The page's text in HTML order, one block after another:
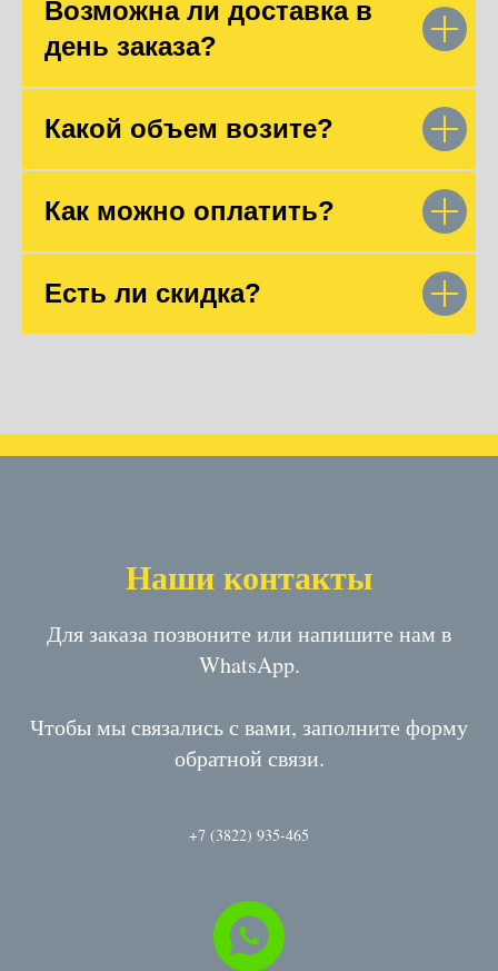
Возможна ли доставка в
день заказа?
Какой объем возите?
Как можно оплатить?
Есть ли скидка?
Наши контакты
Для заказа позвоните или напишите нам в
WhatsApp.
Чтобы мы связались с вами, заполните форму
обратной связи.
+7 (3822) 935-465